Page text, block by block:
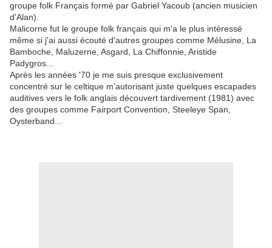
groupe folk Français formé par Gabriel Yacoub (ancien musicien
d'Alan).
Malicorne fut le groupe folk français qui m'a le plus intéressé
même si j'ai aussi écouté d'autres groupes comme Mélusine, La
Bamboche, Maluzerne, Asgard, La Chiffonnie, Aristide
Padygros...
Après les années '70 je me suis presque exclusivement
concentré sur le celtique m'autorisant juste quelques escapades
auditives vers le folk anglais découvert tardivement (1981) avec
des groupes comme Fairport Convention, Steeleye Span,
Oysterband...